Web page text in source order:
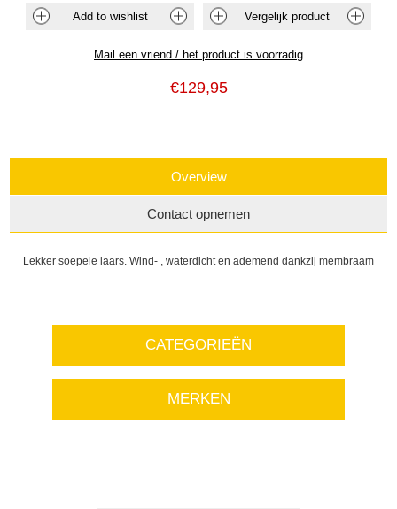
€129,95
Overview
Contact opnemen
Lekker soepele laars. Wind- , waterdicht en ademend dankzij membraam
CATEGORIEËN
MERKEN